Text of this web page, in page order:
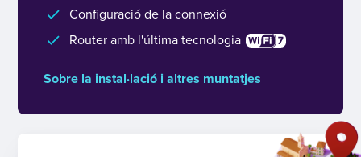
Configuració de la connexió
Router amb l'última tecnologia
Sobre la instal·lació i altres muntatjes